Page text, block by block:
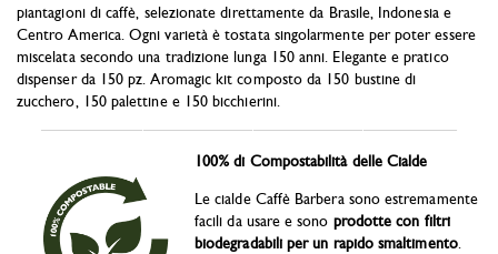
piantagioni di caffè, selezionate direttamente da Brasile, Indonesia e
Centro America. Ogni varietà è tostata singolarmente per poter essere
miscelata secondo una tradizione lunga 150 anni. Elegante e pratico
dispenser da 150 pz. Aromagic kit composto da 150 bustine di
zucchero, 150 palettine e 150 bicchierini.
100% di Compostabilità delle Cialde
Le cialde Caffè Barbera sono estremamente
facili da usare e sono prodotte con filtri
biodegradabili per un rapido smaltimento.